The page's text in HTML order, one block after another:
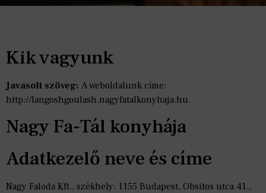
Kik vagyunk
Javasolt szöveg: A weboldalunk címe:
http://langoshgoulash.nagyfatalkonyhaja.hu.
Nagy Fa-Tál konyhája
Adatkezelő neve és címe
Nagy Faloda Kft., székhely: 1155 Budapest, Obsitos utca 41.,